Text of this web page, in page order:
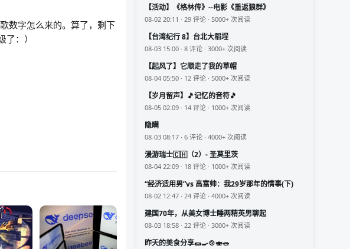
数字怎么来的。算了，剩下
：）
【活动】《格林传》--电影《重返狼群》
08-02 20:11 · 29 评论 · 5000+ 次阅读
【台湾纪行 8】台北大稻埕
08-03 15:00 · 8 评论 · 3000+ 次阅读
【起风了】它顺走了我的草帽
08-04 05:50 · 12 评论 · 5000+ 次阅读
【岁月留声】🎵记忆的音符🎵
08-05 02:09 · 14 评论 · 1000+ 次阅读
隐瞒
08-03 08:17 · 6 评论 · 4000+ 次阅读
漫游瑞士🇨🇭（2）- 圣莫里茨
08-04 22:09 · 18 评论 · 1000+ 次阅读
“经济适用男”vs 高富帅：我29岁那年的情事(下)
08-02 12:47 · 24 评论 · 4000+ 次阅读
建国70年，从美女博士睡两精英男聊起
08-03 18:58 · 22 评论 · 3000+ 次阅读
昨天的美食分享🌯🍳🍲🍣🥗